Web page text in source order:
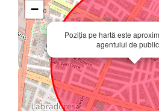
Poziția pe hartă este
agentului de
−